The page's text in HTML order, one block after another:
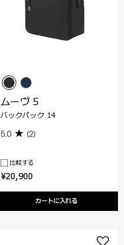
¥20,900
カートに入れる
ムーヴ 5
バックパック 14
5.0 (2)
比較する